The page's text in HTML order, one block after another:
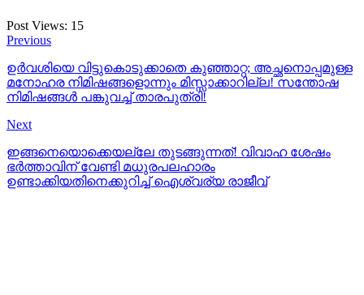
Post Views: 15
Previous
ഉര്‍വശിയെ വിട്ടുകൊടുക്കാതെ കുഞ്ഞാറ്റ; അച്ഛനൊപ്പമുള്ള
മനോഹര നിമിഷങ്ങളൊന്നും മിസ്സാക്കാറില്ല! സന്തോഷ
നിമിഷങ്ങള്‍ പങ്കുവച്ച് താരപുത്രി!
Next
ഇങ്ങനെയൊക്കെയല്ലേ തുടങ്ങുന്നത്! വിവാഹ ശേഷം
ഭര്‍ത്താവിന് വേണ്ടി മധുരപലഹാരം
ഉണ്ടാക്കിയതിനെക്കുറിച്ച് ഐശ്വര്യ രാജീവ്